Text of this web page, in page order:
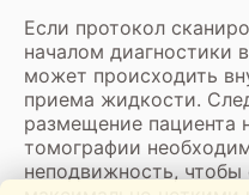
Если протокол
началом диагностики
может происходить
приема жидкости.
размещение пациента
томографии
неподвижность,